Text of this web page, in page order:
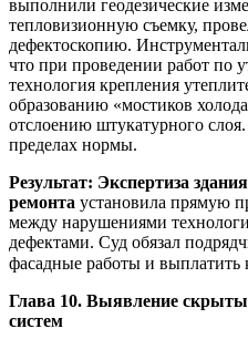
выполнили геодезические
тепловизионную съемку,
дефектоскопию.
что при проведении работ по
технология крепления
образованию «мостиков
отслоению штукатурного
пределах нормы.
Результат: Экспертиза
ремонта установила прямую
между нарушениями
дефектами. Суд обязал
фасадные работы и
Глава 10. Выявление
систем